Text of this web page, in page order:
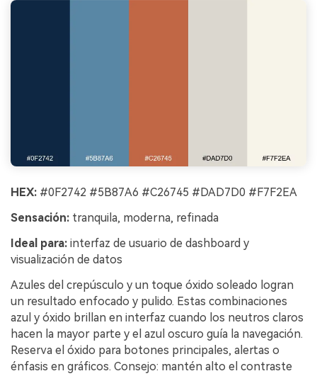
HEX: #0F2742 #5B87A6 #C26745 #DAD7D0 #F7F2EA
Sensación: tranquila, moderna, refinada
Ideal para: interfaz de usuario de dashboard y
visualización de datos
Azules del crepúsculo y un toque óxido soleado logran
un resultado enfocado y pulido. Estas combinaciones
azul y óxido brillan en interfaz cuando los neutros claros
hacen la mayor parte y el azul oscuro guía la navegación.
Reserva el óxido para botones principales, alertas o
énfasis en gráficos. Consejo: mantén alto el contraste